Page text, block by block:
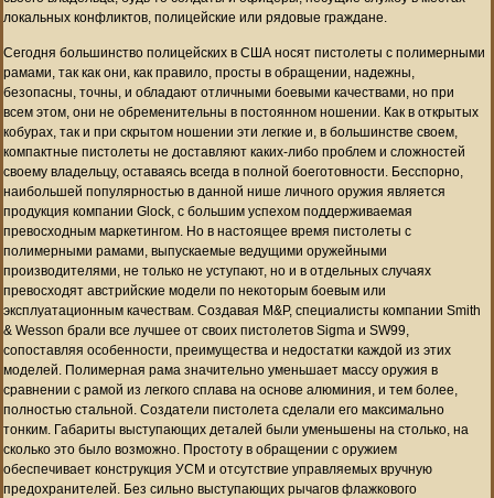
локальных конфликтов, полицейские или рядовые граждане.
Сегодня большинство полицейских в США носят пистолеты с полимерными
рамами, так как они, как правило, просты в обращении, надежны,
безопасны, точны, и обладают отличными боевыми качествами, но при
всем этом, они не обременительны в постоянном ношении. Как в открытых
кобурах, так и при скрытом ношении эти легкие и, в большинстве своем,
компактные пистолеты не доставляют каких-либо проблем и сложностей
своему владельцу, оставаясь всегда в полной боеготовности. Бесспорно,
наибольшей популярностью в данной нише личного оружия является
продукция компании Glock, с большим успехом поддерживаемая
превосходным маркетингом. Но в настоящее время пистолеты с
полимерными рамами, выпускаемые ведущими оружейными
производителями, не только не уступают, но и в отдельных случаях
превосходят австрийские модели по некоторым боевым или
эксплуатационным качествам. Создавая M&P, специалисты компании Smith
& Wesson брали все лучшее от своих пистолетов Sigma и SW99,
сопоставляя особенности, преимущества и недостатки каждой из этих
моделей. Полимерная рама значительно уменьшает массу оружия в
сравнении с рамой из легкого сплава на основе алюминия, и тем более,
полностью стальной. Создатели пистолета сделали его максимально
тонким. Габариты выступающих деталей были уменьшены на столько, на
сколько это было возможно. Простоту в обращении с оружием
обеспечивает конструкция УСМ и отсутствие управляемых вручную
предохранителей. Без сильно выступающих рычагов флажкового